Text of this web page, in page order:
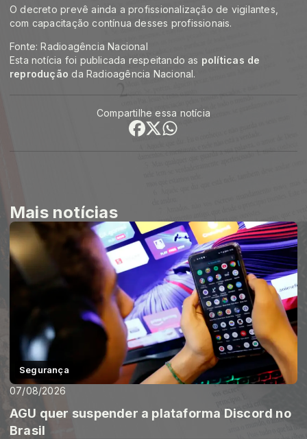
O decreto prevê ainda a profissionalização de vigilantes,
com capacitação contínua desses profissionais.
Fonte: Radioagência Nacional
Esta notícia foi publicada respeitando as políticas de
reprodução da Radioagência Nacional.
Compartilhe essa notícia
Mais notícias
Segurança
07/08/2026
AGU quer suspender a plataforma Discord no
Brasil